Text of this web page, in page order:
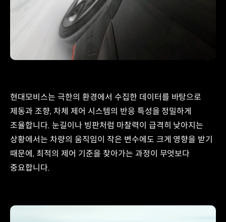
현대모비스는 극한의 환경에서 수집한 데이터를 바탕으로
제동과 조향, 차체 제어 시스템의 반응 특성을 정밀하게
조율합니다. 눈길이나 빙판처럼 마찰력이 급격히 낮아지는
상황에서는 차량의 움직임이 작은 변수에도 크게 영향을 받기
때문에, 최적의 제어 기준을 찾아가는 과정이 무엇보다
중요합니다.